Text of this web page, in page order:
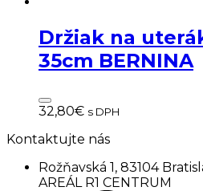
Držiak na
35cm BERNINA
32,80€ s DPH
Kontaktujte nás
Rožňavská 1, 83104
AREÁL R1 CENTRUM